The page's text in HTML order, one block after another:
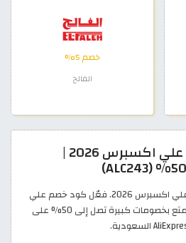
خصم 5%
الفالح
أحدث كودات خصم علي اكسبرس 2026 |
هنا تجد أقوى كودات خصم علي اكسبرس 2026. فعّل كود خصم علي
اكسبرس الجديد (ALC243) وتمتع بخصومات كبيرة تصل إلى 50% على